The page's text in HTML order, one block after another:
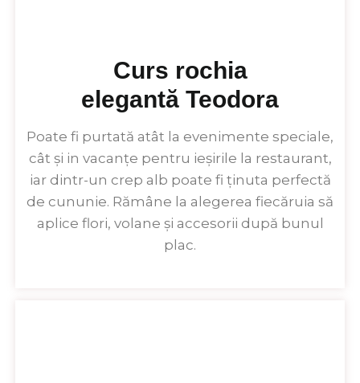
Curs rochia
elegantă Teodora
Poate fi purtată atât la evenimente speciale,
cât și in vacanțe pentru ieșirile la restaurant,
iar dintr-un crep alb poate fi ținuta perfectă
de cununie. Rămâne la alegerea fiecăruia să
aplice flori, volane și accesorii după bunul
plac.